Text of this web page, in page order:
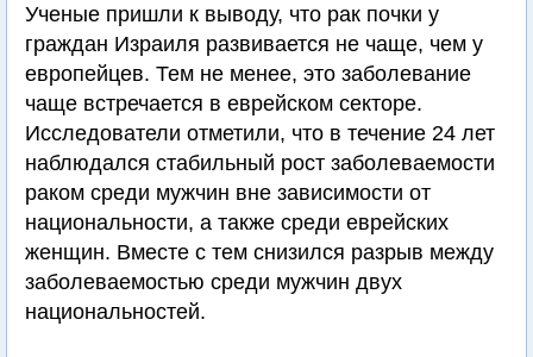
Ученые пришли к выводу, что рак почки у
граждан Израиля развивается не чаще, чем у
европейцев. Тем не менее, это заболевание
чаще встречается в еврейском секторе.
Исследователи отметили, что в течение 24 лет
наблюдался стабильный рост заболеваемости
раком среди мужчин вне зависимости от
национальности, а также среди еврейских
женщин. Вместе с тем снизился разрыв между
заболеваемостью среди мужчин двух
национальностей.